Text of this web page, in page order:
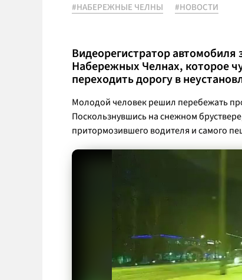
#НАБЕРЕЖНЫЕ ЧЕЛНЫ
#НОВОСТИ
Видеорегистратор
Набережных Челнах, которое
переходить дорогу в
Молодой человек решил перебежать
Поскользнувшись на снежном
притормозившего водителя и самого